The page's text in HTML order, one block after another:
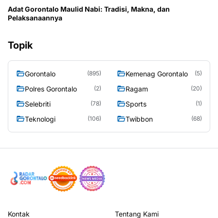
Adat Gorontalo Maulid Nabi: Tradisi, Makna, dan
Pelaksanaannya
Topik
Gorontalo (895) Kemenag Gorontalo (5)
Polres Gorontalo (2) Ragam (20)
Selebriti (78) Sports (1)
Teknologi (106) Twibbon (68)
Kontak Tentang Kami